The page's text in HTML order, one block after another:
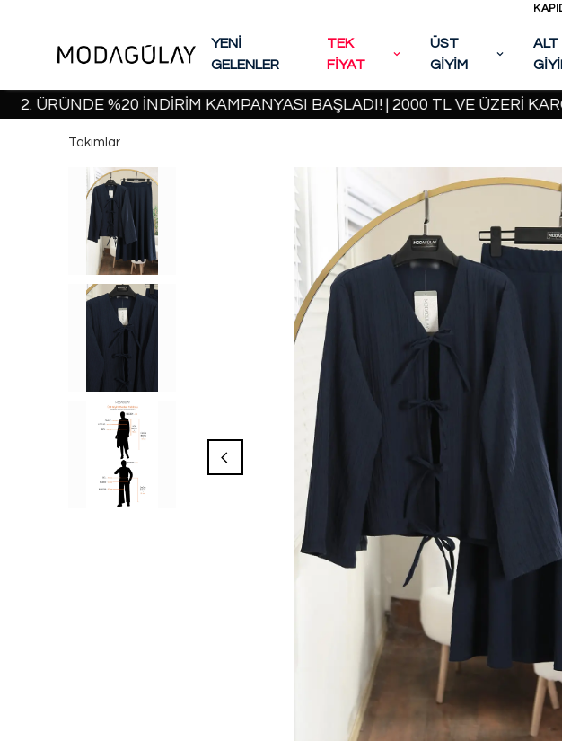
YENİ
GELENLER
TEK
FİYAT
ÜST
GİYİM
ALT
%20 İNDİRİM KAMPANYASI BAŞLADI! | 2000 TL VE ÜZERİ KARGO
Takımlar